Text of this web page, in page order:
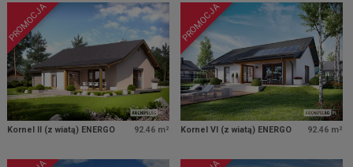
PROMOCJA
Kornel II (z wiatą) ENERGO 92.46 m²
PROMOCJA
Kornel VI (z wiatą) ENERGO 92.46 m²